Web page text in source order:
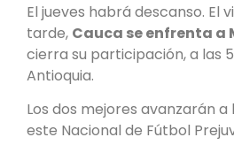
El jueves habrá descanso. El
tarde, Cauca se enfrenta a
cierra su participación, a las
Antioquia.
Los dos mejores avanzarán
este Nacional de Fútbol